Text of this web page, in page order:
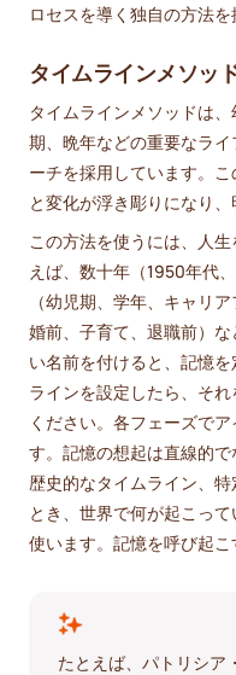
ロセスを導く独自の方法を
タイムラインメソッ
タイムラインメソッドは
期、晩年などの重要なラ
ーチを採用しています。
と変化が浮き彫りになり、
この方法を使うには、人
えば、数十年（1950年代
（幼児期、学年、キャリ
婚前、子育て、退職前）
い名前を付けると、記憶
ラインを設定したら、そ
ください。各フェーズで
す。記憶の想起は直線的で
歴史的なタイムライン、
とき、世界で何が起こっ
使います。記憶を呼び起こ
たとえば、パトリシア